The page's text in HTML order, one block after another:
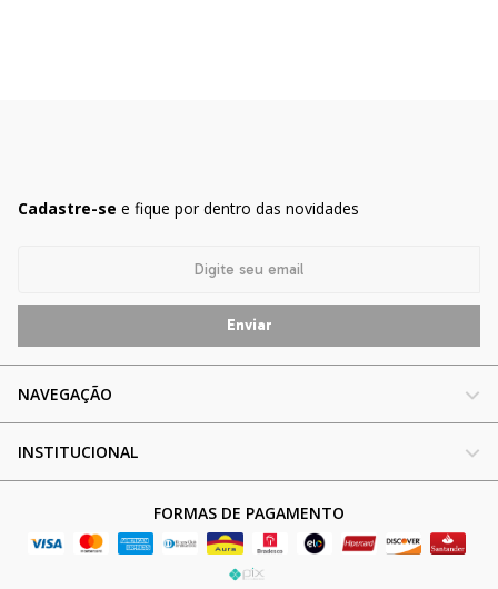
Cadastre-se e fique por dentro das novidades
NAVEGAÇÃO
INSTITUCIONAL
FORMAS DE PAGAMENTO